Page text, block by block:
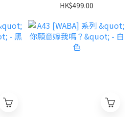
HK$499.00